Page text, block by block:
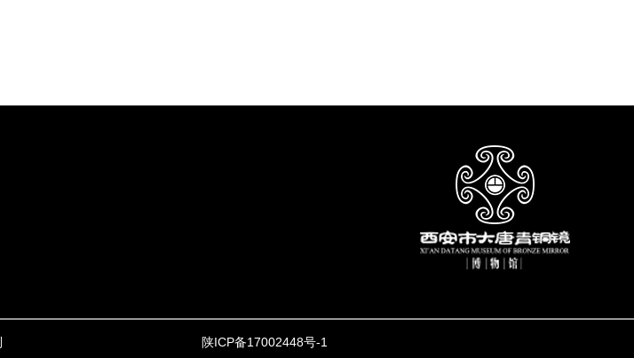
陕ICP备17002448号-1